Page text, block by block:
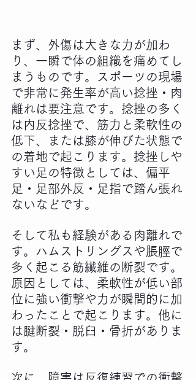
まず、外傷は大きな力が加わ
り、一瞬で体の組織を痛めてし
まうものです。スポーツの現場
で非常に発生率が高い捻挫・肉
離れは要注意です。捻挫の多く
は内反捻挫で、筋力と柔軟性の
低下、または膝が伸びた状態で
の着地で起こります。捻挫しや
すい足の特徴としては、偏平
足・足部外反・足指で踏ん張れ
ないなどです。
そして私も経験がある肉離れで
す。ハムストリングスや脹脛で
多く起こる筋繊維の断裂です。
原因としては、柔軟性が低い部
位に強い衝撃や力が瞬間的に加
わったことで起こります。他に
は腱断裂・脱臼・骨折がありま
す。